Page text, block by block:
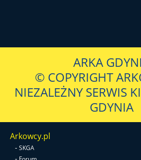
ARKA
© COPYRIGHT
NIEZALEŻNY SERWIS
GDYNIA
Arkowcy.pl
- SKGA